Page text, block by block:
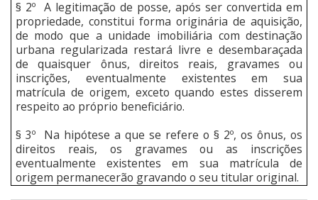
§ 2º A legitimação de posse, após ser convertida em
propriedade, constitui forma originária de aquisição,
de modo que a unidade imobiliária com destinação
urbana regularizada restará livre e desembaraçada
de quaisquer ônus, direitos reais, gravames ou
inscrições, eventualmente existentes em sua
matrícula de origem, exceto quando estes disserem
respeito ao próprio beneficiário.
§ 3º Na hipótese a que se refere o § 2º, os ônus, os
direitos reais, os gravames ou as inscrições
eventualmente existentes em sua matrícula de
origem permanecerão gravando o seu titular original.